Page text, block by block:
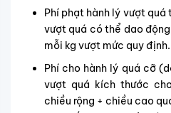
Phí phạt hành lý vượt quá
vượt quá có thể dao động
mỗi kg vượt mức quy định.
Phí cho hành lý quá cỡ
vượt quá kích thước
chiều rộng + chiều cao